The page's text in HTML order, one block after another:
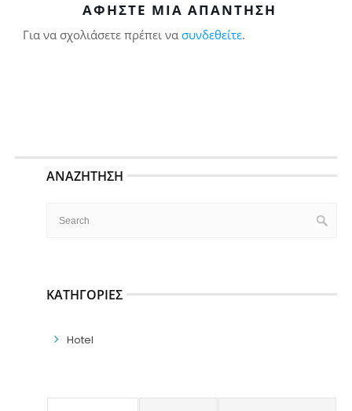
ΑΦΉΣΤΕ ΜΙΑ ΑΠΆΝΤΗΣΗ
Για να σχολιάσετε πρέπει να συνδεθείτε.
ΑΝΑΖΉΤΗΣΗ
ΚΑΤΗΓΟΡΊΕΣ
Hotel